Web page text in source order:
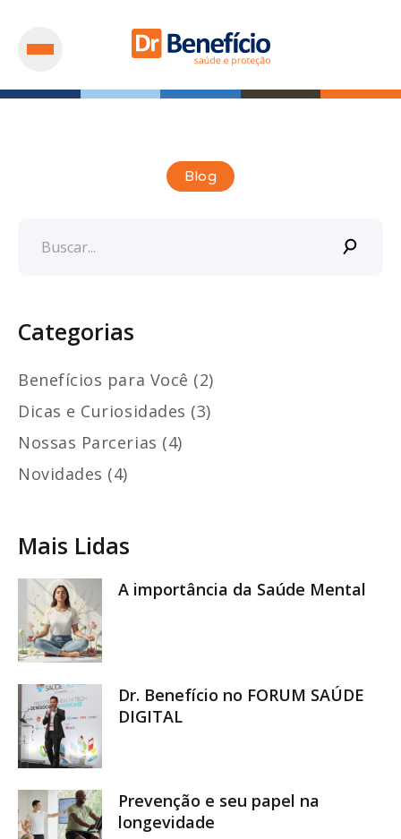
Blog
Categorias
Benefícios para Você (2)
Dicas e Curiosidades (3)
Nossas Parcerias (4)
Novidades (4)
Mais Lidas
A importância da Saúde Mental
Dr. Benefício no FORUM SAÚDE
DIGITAL
Prevenção e seu papel na
longevidade